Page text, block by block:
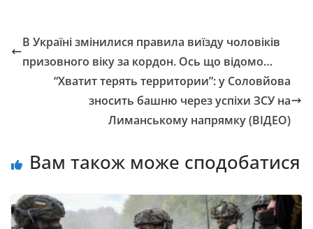
В Україні змінилися правила виїзду чоловіків
призовного віку за кордон. Ось що відомо…
“Хватит терять территории”: у Соловйова
зносить башню через успіхи ЗСУ на
Лиманському напрямку (ВІДЕО)
Вам також може сподобатися